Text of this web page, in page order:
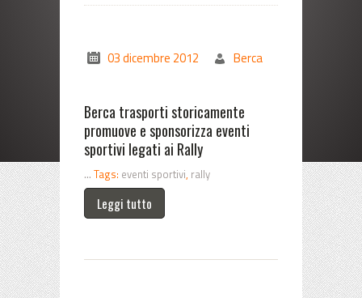
03 dicembre 2012 Berca
Berca trasporti storicamente
promuove e sponsorizza eventi
sportivi legati ai Rally
... Tags: eventi sportivi, rally
Leggi tutto